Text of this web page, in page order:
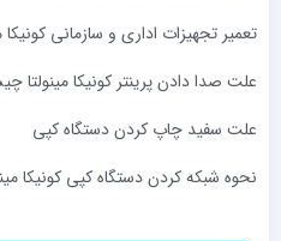
تعمیر تجهیزات اداری و سازمانی کونیکا
علت صدا دادن پرینتر کونیکا مینولتا
علت سفید چاپ کردن دستگاه کپی
نحوه شبکه کردن دستگاه کپی کونیکا